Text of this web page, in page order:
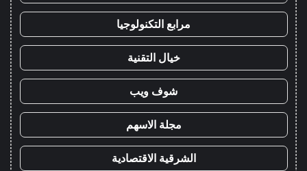
مرابع التكنولوجيا
خيال التقنية
شوف ويب
مجلة الاسهم
الشرقية الاقتصادية